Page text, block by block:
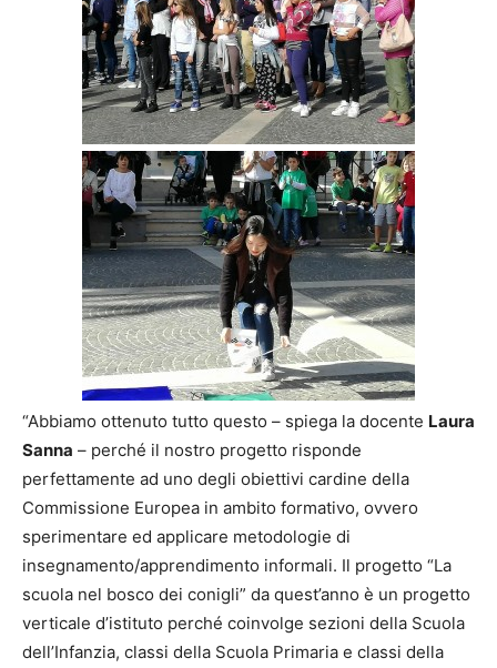
“Abbiamo ottenuto tutto questo – spiega la docente Laura
Sanna – perché il nostro progetto risponde
perfettamente ad uno degli obiettivi cardine della
Commissione Europea in ambito formativo, ovvero
sperimentare ed applicare metodologie di
insegnamento/apprendimento informali. Il progetto “La
scuola nel bosco dei conigli” da quest’anno è un progetto
verticale d’istituto perché coinvolge sezioni della Scuola
dell’Infanzia, classi della Scuola Primaria e classi della